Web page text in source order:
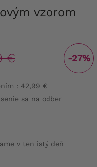
vzorom
€ -27%
: 42,99 €
sa na odber
v ten istý deň